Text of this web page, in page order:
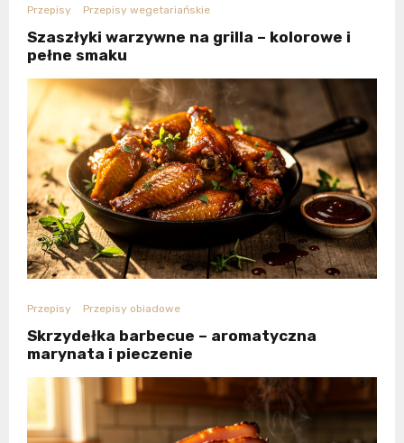
Przepisy Przepisy wegetariańskie
Szaszłyki warzywne na grilla – kolorowe i
pełne smaku
Przepisy Przepisy obiadowe
Skrzydełka barbecue – aromatyczna
marynata i pieczenie